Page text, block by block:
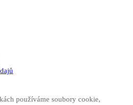
používáme soubory cookie,